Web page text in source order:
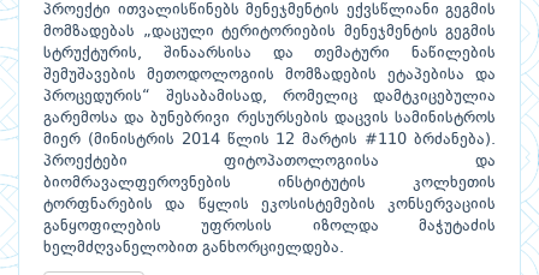
პროექტი ითვალისწინებს მენეჯმენტის ექვსწლიანი გეგმის
მომზადებას „დაცული ტერიტორიების მენეჯმენტის გეგმის
სტრუქტურის, შინაარსისა და თემატური ნაწილების
შემუშავების მეთოდოლოგიის მომზადების ეტაპებისა და
პროცედურის“ შესაბამისად, რომელიც დამტკიცებულია
გარემოსა და ბუნებრივი რესურსების დაცვის სამინისტროს
მიერ (მინისტრის 2014 წლის 12 მარტის #110 ბრძანება).
პროექტები ფიტოპათოლოგიისა და
ბიომრავალფეროვნების ინსტიტუტის კოლხეთის
ტორფნარების და წყლის ეკოსისტემების კონსერვაციის
განყოფილების უფროსის იზოლდა მაჭუტაძის
ხელმძღვანელობით განხორციელდება.